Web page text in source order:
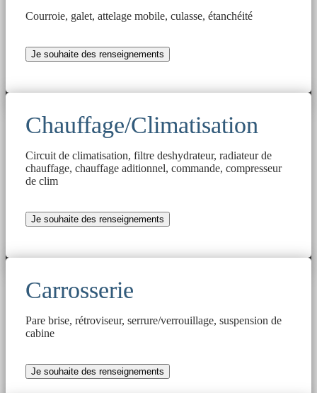
Courroie, galet, attelage mobile, culasse, étanchéité
Je souhaite des renseignements
Chauffage/Climatisation
Circuit de climatisation, filtre deshydrateur, radiateur de
chauffage, chauffage aditionnel, commande, compresseur
de clim
Je souhaite des renseignements
Carrosserie
Pare brise, rétroviseur, serrure/verrouillage, suspension de
cabine
Je souhaite des renseignements